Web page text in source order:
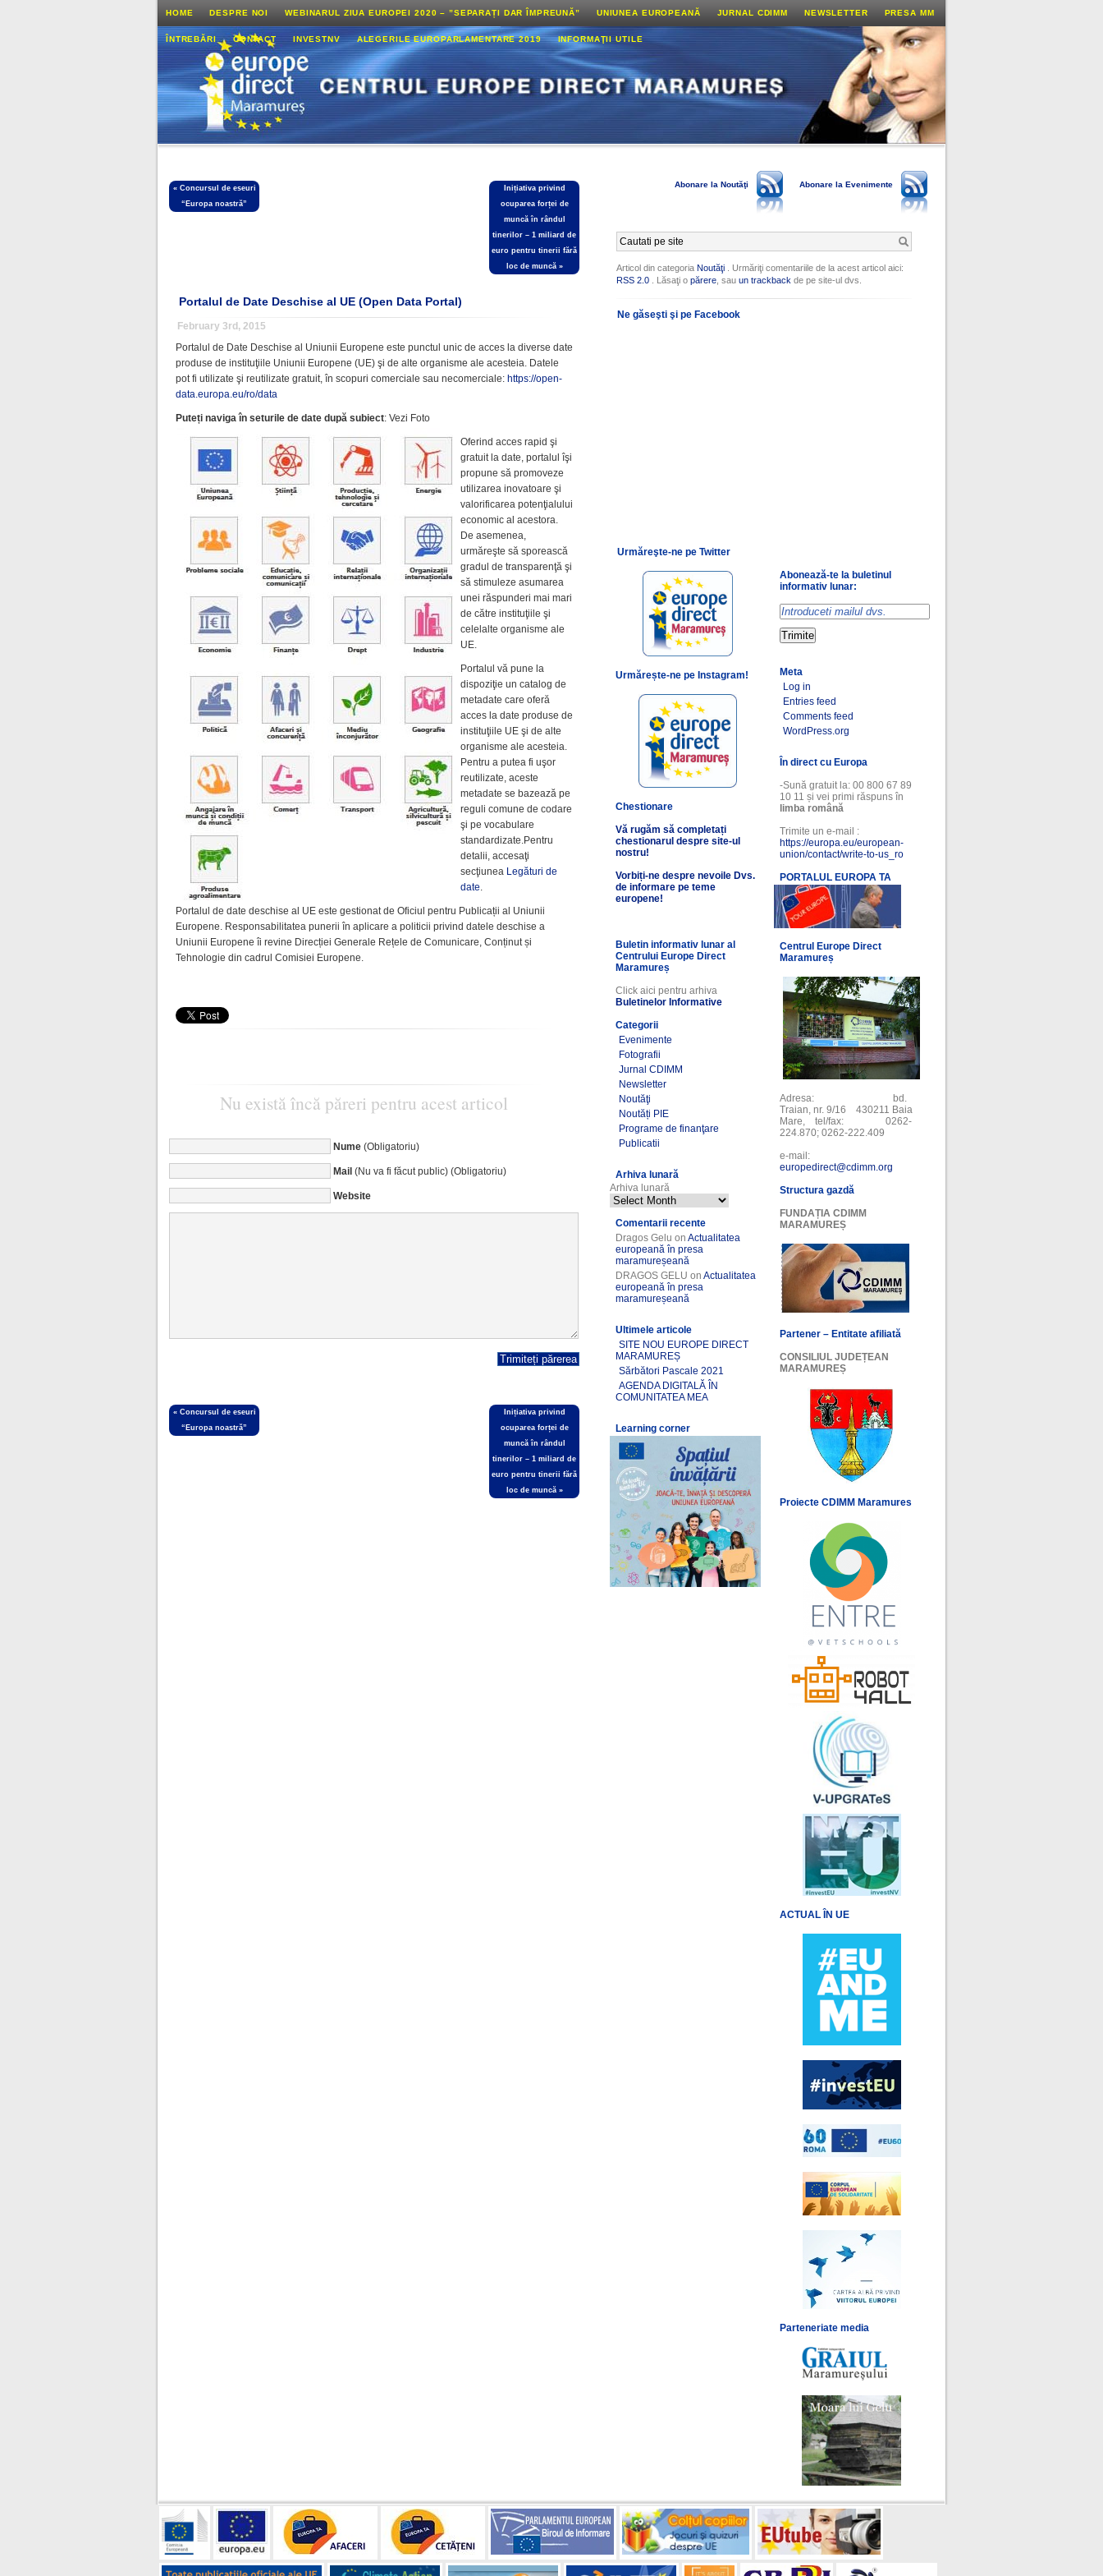
HOME DESPRE NOI WEBINARUL ZIUA EUROPEI 2020 – ”SEPARAȚI DAR ÎMPREUNĂ” UNIUNEA EUROPEANĂ JURNAL CDIMM NEWSLETTER PRESA MM
ÎNTREBĂRI CONTACT INVESTNV ALEGERILE EUROPARLAMENTARE 2019 INFORMAŢII UTILE
« Concursul de eseuri
“Europa noastră”
Inițiativa privind
ocuparea forței de
muncă în rândul
tinerilor – 1 miliard de
euro pentru tinerii fără
loc de muncă»
Portalul de Date Deschise al UE (Open Data Portal)
February 3rd, 2015
Portalul de Date Deschise al Uniunii Europene este punctul unic de acces la diverse date
produse de instituţiile Uniunii Europene (UE) şi de alte organisme ale acesteia. Datele
pot fi utilizate şi reutilizate gratuit, în scopuri comerciale sau necomerciale: https://open-
data.europa.eu/ro/data
Puteți naviga în seturile de date după subiect: Vezi Foto
Oferind acces rapid şi
gratuit la date, portalul îşi
propune să promoveze
utilizarea inovatoare şi
valorificarea potenţialului
economic al acestora.
De asemenea,
urmăreşte să sporească
gradul de transparenţă şi
să stimuleze asumarea
unei răspunderi mai mari
de către instituţiile şi
celelalte organisme ale
UE.
Portalul vă pune la
dispoziţie un catalog de
metadate care oferă
acces la date produse de
instituţiile UE şi de alte
organisme ale acesteia.
Pentru a putea fi uşor
reutilizate, aceste
metadate se bazează pe
reguli comune de codare
şi pe vocabulare
standardizate.Pentru
detalii, accesaţi
secţiunea Legături de
date.
Portalul de date deschise al UE este gestionat de Oficiul pentru Publicații al Uniunii
Europene. Responsabilitatea punerii în aplicare a politicii privind datele deschise a
Uniunii Europene îi revine Direcției Generale Rețele de Comunicare, Conținut și
Tehnologie din cadrul Comisiei Europene.
Nu există încă păreri pentru acest articol
Nume(Obligatoriu)
Mail(Nu va fi făcut public) (Obligatoriu)
Website
« Concursul de eseuri
“Europa noastră”
Inițiativa privind
ocuparea forței de
muncă în rândul
tinerilor – 1 miliard de
euro pentru tinerii fără
loc de muncă»
Abonare la Noutăţi Abonare la Evenimente
Articol din categoriaNoutăţi . Urmăriţi comentariile de la acest articol aici:
RSS 2.0 . Lăsaţi opărere , sauun trackbackde pe site-ul dvs.
Ne găseşti şi pe Facebook
Urmăreşte-ne pe Twitter
Urmărește-ne pe Instagram!
Chestionare
Vă rugăm să completați
chestionarul despre site-ul
nostru!
Vorbiți-ne despre nevoile Dvs.
de informare pe teme
europene!
Buletin informativ lunar al
Centrului Europe Direct
Maramureș
Click aici pentru arhiva
Buletinelor Informative
Categorii
Evenimente
Fotografii
Jurnal CDIMM
Newsletter
Noutăţi
Noutăți PIE
Programe de finanţare
Publicatii
Arhiva lunară
Arhiva lunară
Comentarii recente
Dragos Gelu onActualitatea
europeană în presa
maramureșeană
DRAGOS GELU onActualitatea
europeană în presa
maramureșeană
Ultimele articole
SITE NOU EUROPE DIRECT
MARAMUREȘ
Sărbători Pascale 2021
AGENDA DIGITALĂ ÎN
COMUNITATEA MEA
Learning corner
Abonează-te la buletinul
informativ lunar:
Meta
Log in
Entries feed
Comments feed
WordPress.org
În direct cu Europa
-Sună gratuit la: 00 800 67 89
10 11 și vei primi răspuns în
limba română
Trimite un e-mail :
https://europa.eu/european-
union/contact/write-to-us_ro
PORTALUL EUROPA TA
Centrul Europe Direct
Maramureș
Adresa: bd.
Traian, nr. 9/16 430211 Baia
Mare, tel/fax: 0262-
224.870; 0262-222.409
e-mail:
europedirect@cdimm.org
Structura gazdă
FUNDAȚIA CDIMM
MARAMUREȘ
Partener – Entitate afiliată
CONSILIUL JUDEȚEAN
MARAMUREȘ
Proiecte CDIMM Maramures
ACTUAL ÎN UE
Parteneriate media